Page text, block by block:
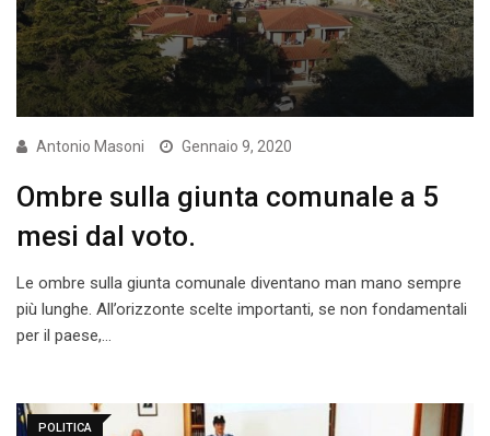
Antonio Masoni Gennaio 9, 2020
Ombre sulla giunta comunale a 5
mesi dal voto.
Le ombre sulla giunta comunale diventano man mano sempre
più lunghe. All’orizzonte scelte importanti, se non fondamentali
per il paese,…
POLITICA